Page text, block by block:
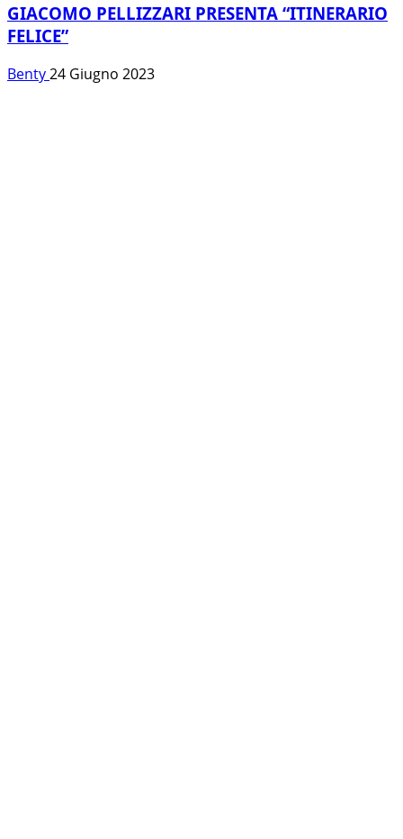
GIACOMO PELLIZZARI PRESENTA “ITINERARIO
FELICE”
Benty24 Giugno 2023